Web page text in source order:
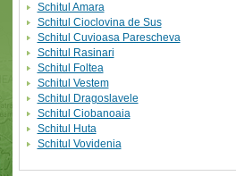
Schitul Amara
Schitul Cioclovina de Sus
Schitul Cuvioasa Parescheva
Schitul Rasinari
Schitul Foltea
Schitul Vestem
Schitul Dragoslavele
Schitul Ciobanoaia
Schitul Huta
Schitul Vovidenia